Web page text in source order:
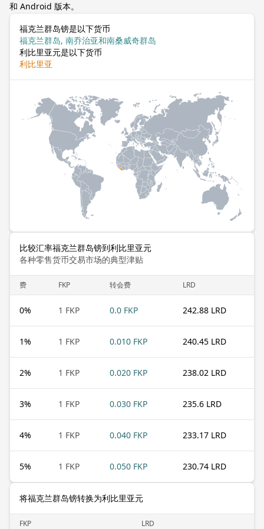
和 Android 版本。
福克兰群岛镑是以下货币
福克兰群岛, 南乔治亚和南桑威奇群岛
利比里亚元是以下货币
利比里亚
比较汇率福克兰群岛镑到利比里亚元
各种零售货币交易市场的典型津贴
费 FKP 转会费 LRD
0% 1 FKP 0.0 FKP 242.88 LRD
1% 1 FKP 0.010 FKP 240.45 LRD
2% 1 FKP 0.020 FKP 238.02 LRD
3% 1 FKP 0.030 FKP 235.6 LRD
4% 1 FKP 0.040 FKP 233.17 LRD
5% 1 FKP 0.050 FKP 230.74 LRD
将福克兰群岛镑转换为利比里亚元
FKP LRD